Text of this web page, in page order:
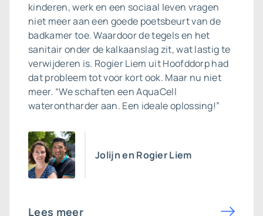
kinderen, werk en een sociaal leven vragen
niet meer aan een goede poetsbeurt van de
badkamer toe. Waardoor de tegels en het
sanitair onder de kalkaanslag zit, wat lastig te
verwijderen is. Rogier Liem uit Hoofddorp had
dat probleem tot voor kort ook. Maar nu niet
meer. “We schaften een AquaCell
waterontharder aan. Een ideale oplossing!”
Jolijn en Rogier Liem
Lees meer